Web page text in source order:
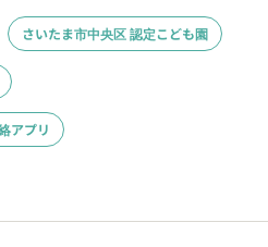
さいたま市中央区 認定こども園
アプリ